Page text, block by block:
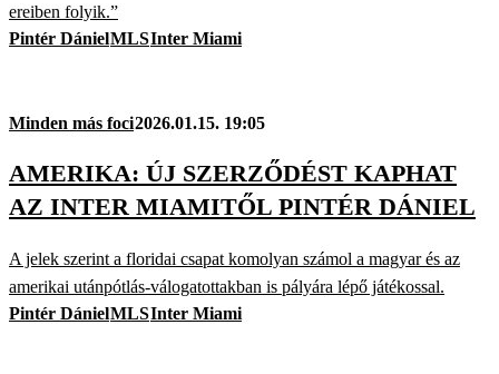
ereiben folyik.”
Pintér DánielMLSInter Miami
Minden más foci2026.01.15. 19:05
AMERIKA: ÚJ SZERZŐDÉST KAPHAT
AZ INTER MIAMITŐL PINTÉR DÁNIEL
A jelek szerint a floridai csapat komolyan számol a magyar és az
amerikai utánpótlás-válogatottakban is pályára lépő játékossal.
Pintér DánielMLSInter Miami